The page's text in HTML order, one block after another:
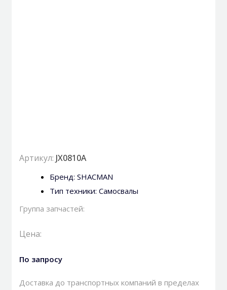
Артикул: JX0810A
Бренд: SHACMAN
Тип техники: Самосвалы
Группа запчастей:
Цена:
По запросу
Доставка до транспортных компаний в пределах